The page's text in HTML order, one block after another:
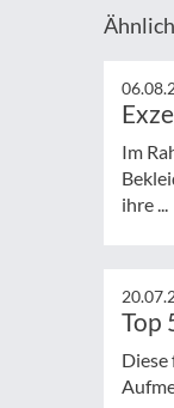
Im
ihre ...
Top